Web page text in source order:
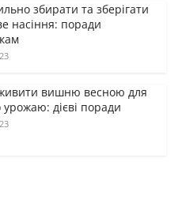
збирати та зберігати
насіння: поради
вишню весною для
дієві поради